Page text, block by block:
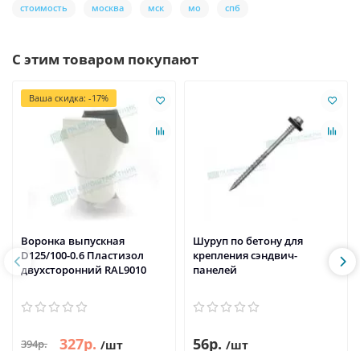
стоимость москва мск мо спб
С этим товаром покупают
Ваша скидка: -17%
Воронка выпускная
D125/100-0.6 Пластизол
двухсторонний RAL9010
394р. 327р. /шт
Шуруп по бетону для
крепления сэндвич-
панелей
56р. /шт